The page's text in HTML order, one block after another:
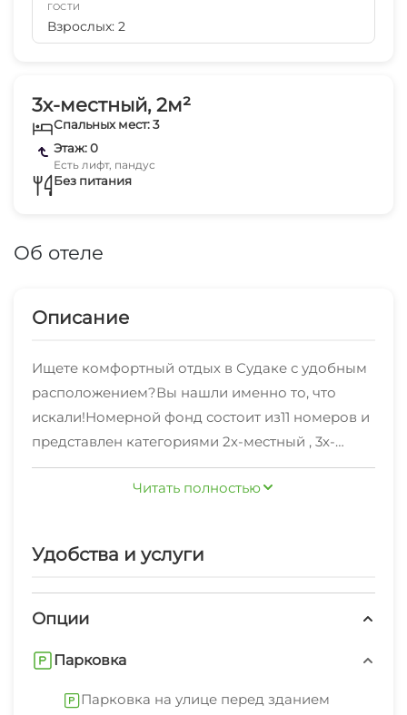
3х-местный, 2м²
Спальных мест: 3
Этаж: 0
Есть лифт, пандус
Без питания
Об отеле
Описание
Ищете комфортный отдых в Судаке с удобным
расположением?Вы нашли именно то, что
искали!Номерной фонд состоит из11 номеров и
представлен категориями 2х-местный , 3х-
местный , 4х-местный .
Для тех, кто отправился в Судак по работе -
К услугам отдыхающих: стиральная машина,
беседка, свч.
Впервые отдыхаете в Судаке? Наши
сотрудники с радостью предоставят вам
информацию,расскажут об условиях
Читать полностью
Удобства и услуги
Опции
Парковка
Парковка на улице перед зданием
ГОСТИ
Взрослых: 2